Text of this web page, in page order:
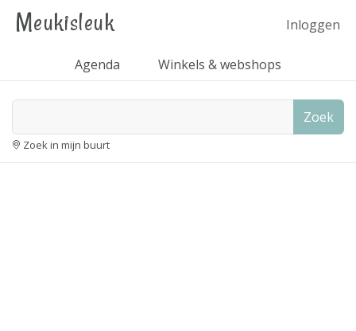
Meukisleuk Inloggen
Agenda Winkels & webshops
Zoek
Zoek in mijn buurt